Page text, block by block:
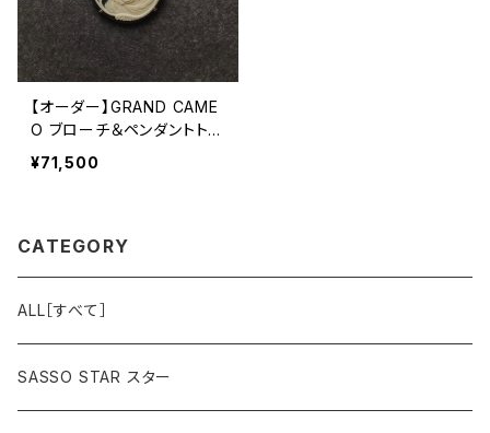
【オーダー】GRAND CAME
O ブローチ＆ペンダントトッ
プ 大
¥71,500
CATEGORY
ALL［すべて］
SASSO STAR スター